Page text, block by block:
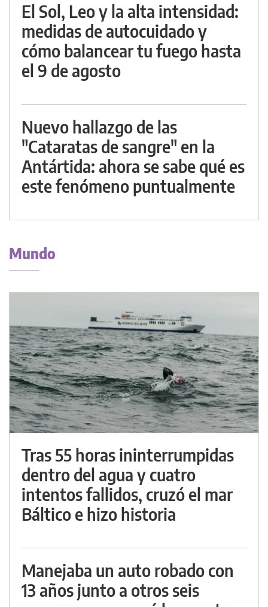
El Sol, Leo y la alta intensidad:
medidas de autocuidado y
cómo balancear tu fuego hasta
el 9 de agosto
Nuevo hallazgo de las
"Cataratas de sangre" en la
Antártida: ahora se sabe qué es
este fenómeno puntualmente
Mundo
Tras 55 horas ininterrumpidas
dentro del agua y cuatro
intentos fallidos, cruzó el mar
Báltico e hizo historia
Manejaba un auto robado con
13 años junto a otros seis